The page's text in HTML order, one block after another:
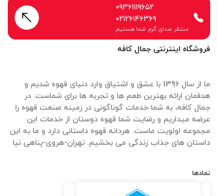
فروشگاه اینترنتی جمال کافه
ما از سال 1396 با عشق و اشتیاق وارد دنیای قهوه شدیم و
هدفمان ارائه بهترین طعم ها و تجربه ها برای شماست. در
جمال کافه، به شما خدمات گوناگونی در زمینه صنعت قهوه را
عرضه میداریم و رضایت شما قهوه دوستان از خدمات این
مجموعه اولویت ماست. هردانه قهوه داستانی دارد و ما به این
داستان های جذاب زندگی می بخشیم. تهران-هروی-پناهی نیا
نمادها
۰۹۳۶۱۱۱۹۶۵۲
۰۲۱۲۶۱۴۶۳۶۹
منتظر صدای گرم شما هستیم